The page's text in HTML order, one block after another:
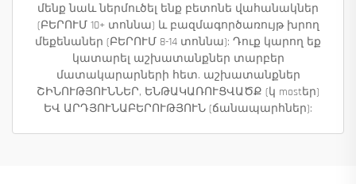
մենք նաև ներմուծել ենք բետոնե վահանակներ
(ԲԵՐՈՒՄ 10+ տոննա) և բազմագործառույթ խրող
մեքենաներ (ԲԵՐՈՒՄ 8-14 տոննա): Դուք կարող եք
կատարել աշխատանքներ տարբեր
մատակարարների հետ. աշխատանքներ
ՇԻՆՈՒԹՅՈՒՆՆԵՐ, ԵՆԹԱԿԱՌՈՒՑՎԱԾՔ (կ mostեր)
ԵՎ ԱՐԴՅՈՒՆԱԲԵՐՈՒԹՅՈՒՆ (ճանապարհներ):